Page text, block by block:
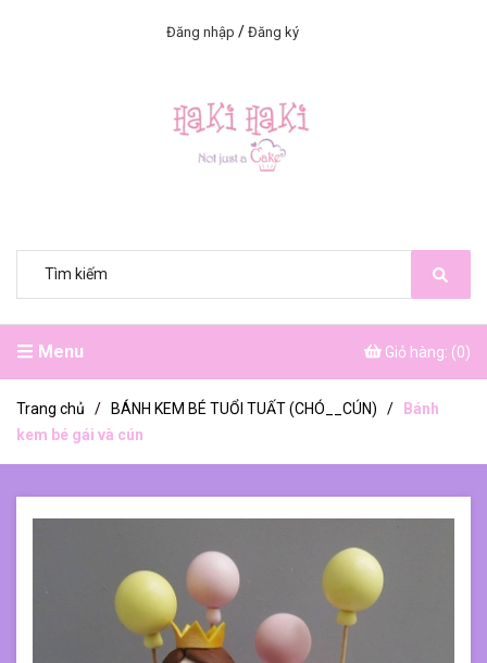
Đăng nhập / Đăng ký
Menu Giỏ hàng: (0)
Trang chủ / BÁNH KEM BÉ TUỔI TUẤT (CHÓ__CÚN) /
Bánh
kem bé gái và cún